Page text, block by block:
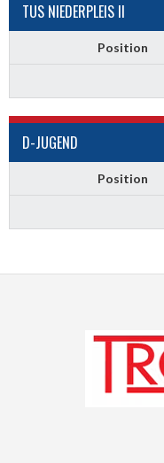
TUS NIEDERPLEIS II
Position
D-JUGEND
Position